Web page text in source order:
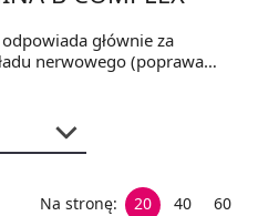
odpowiada głównie za
nerwowego (poprawa
nerwowych), jednakże
grupy B osobno pełni swoje
krótko przedstawione
Na stronę: 20 40 60